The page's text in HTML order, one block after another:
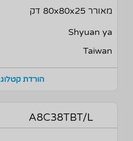
מאורר 80x80x25 דק
Shyuan ya
Taiwan
הורדת קטלוג
A8C38TBT/L